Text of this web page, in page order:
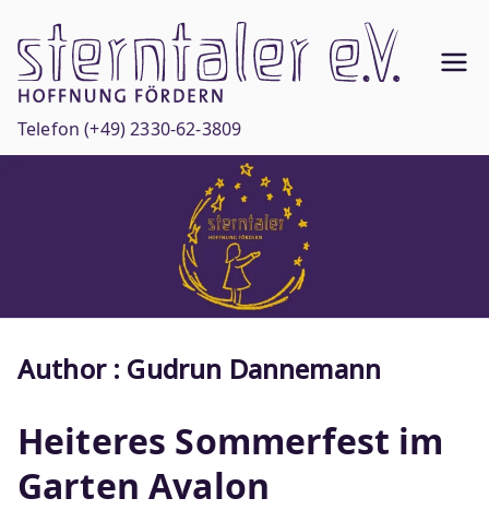
Inhalt
springen
Ste
rnt
e.V
Hoffnun
Telefon(+49) 2330-62-3809
Author : Gudrun Dannemann
Heiteres Sommerfest im
Garten Avalon